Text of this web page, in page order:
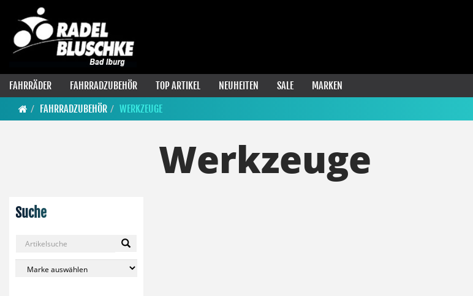
FAHRRÄDER FAHRRADZUBEHÖR TOP ARTIKEL NEUHEITEN SALE
MARKEN
FAHRRADZUBEHÖR
WERKZEUGE
Suche
Werkzeuge